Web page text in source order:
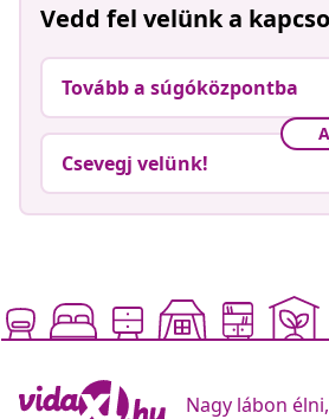
Vedd fel velünk a
Tovább a súgóközpontba
Csevegj velünk!
Nagy lábon